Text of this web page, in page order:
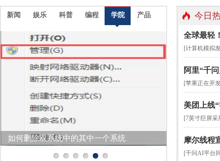
如何删除双系统中的其中一个系统
新闻 娱乐 科普 编程 学院 产品 今日
全球最轻
[计算机模拟
阿里“千
[苹果正在开
美团上线
[7英寸巨屏
摩尔线程
[千问AI平台